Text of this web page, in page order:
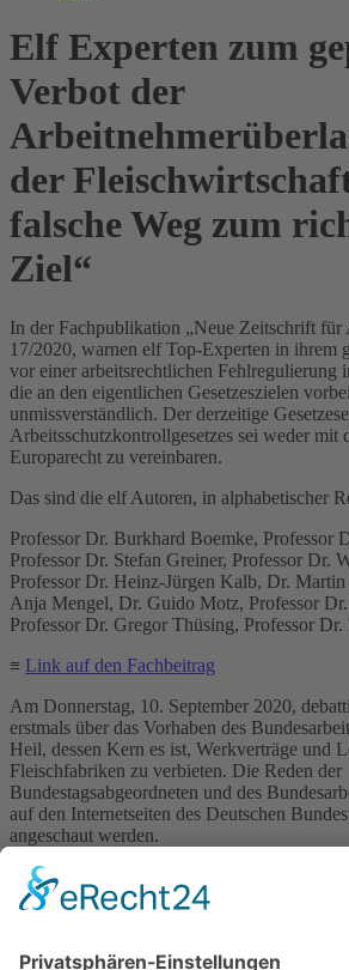
Elf Experten zum
Verbot der
der
falsche Weg zum
Ziel“
In der Fachpublikation „Neue Zeitschrift für
17/2020, warnen elf Top-Experten in ihrem
vor einer arbeitsrechtlichen Fehlregulierung
die an den eigentlichen Gesetzeszielen
unmissverständlich. Der derzeitige
Arbeitsschutzkontrollgesetzes sei weder mit
Europarecht zu vereinbaren.
Das sind die elf Autoren, in alphabetischer
Professor Dr. Burkhard Boemke, Professor
Professor Dr. Stefan Greiner, Professor Dr.
Professor Dr. Heinz-Jürgen Kalb, Dr.
Anja Mengel, Dr. Guido Motz, Professor Dr.
Professor Dr. Gregor Thüsing, Professor
≡ Link auf den Fachbeitrag
Am Donnerstag, 10. September 2020,
erstmals über das Vorhaben des
Heil, dessen Kern es ist, Werkverträge und
Fleischfabriken zu verbieten. Die Reden der
Bundestagsabgeordneten und des
auf den Internetseiten des Deutschen
angeschaut werden.
Link auf Website des Deutschen
Der Wirtschaftsausschuss des Bundesrates
die Sitzung des Bundesrates am 18.